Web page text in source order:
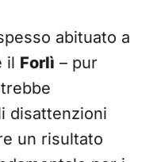
abituato a
il Forlì – pur
disattenzioni
un risultato